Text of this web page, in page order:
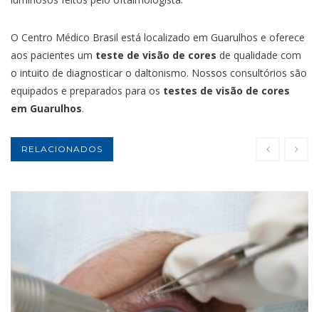
O Centro Médico Brasil está localizado em Guarulhos e oferece
aos pacientes um teste de visão de cores de qualidade com
o intuito de diagnosticar o daltonismo. Nossos consultórios são
equipados e preparados para os testes de visão de cores
em Guarulhos.
RELACIONADOS